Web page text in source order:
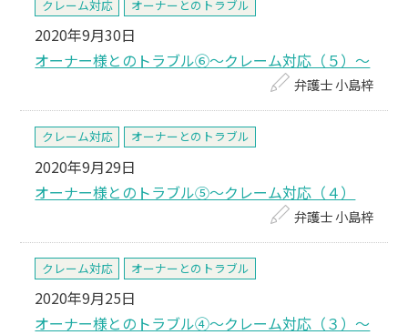
クレーム対応 オーナーとのトラブル
2020年9月30日
オーナー様とのトラブル⑥～クレーム対応（５）～
弁護士 小島梓
クレーム対応 オーナーとのトラブル
2020年9月29日
オーナー様とのトラブル⑤～クレーム対応（４）
弁護士 小島梓
クレーム対応 オーナーとのトラブル
2020年9月25日
オーナー様とのトラブル④～クレーム対応（３）～